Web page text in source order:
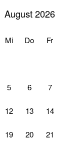
August 2026
Mi Do Fr
5 6 7
12 13 14
19 20 21